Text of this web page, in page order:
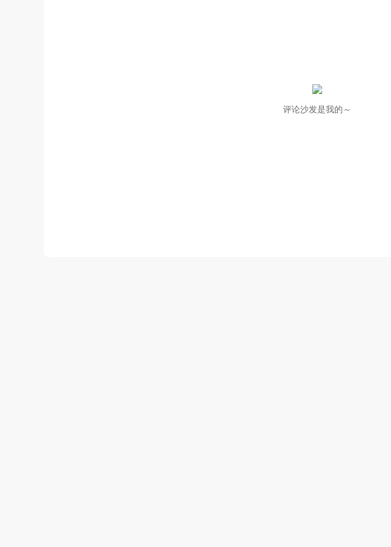
评论沙发是我的～